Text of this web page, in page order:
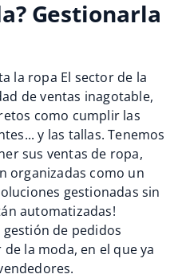
Gestionarla
la ropa El sector de la
de ventas inagotable,
como cumplir las
y las tallas. Tenemos
sus ventas de ropa,
organizadas como un
gestionadas sin
automatizadas!
de pedidos
la moda, en el que ya